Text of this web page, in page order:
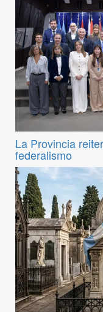
La Provincia
federalismo